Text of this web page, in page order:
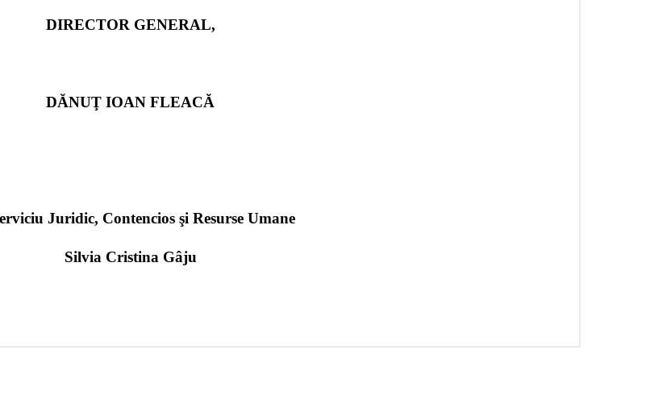
DIRECTOR GENERAL,
DĂNUŢ IOAN FLEACĂ
Juridic, Contencios şi Resurse Umane
Silvia Cristina Gâju